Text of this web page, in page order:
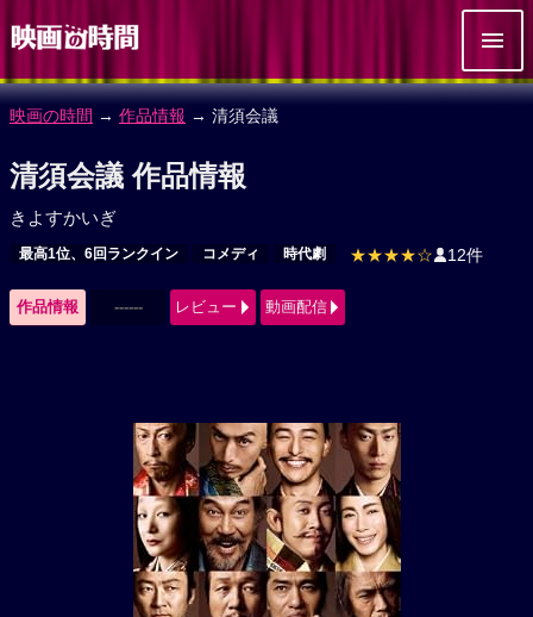
映画の時間 → 作品情報 → 清須会議
清須会議 作品情報
きよすかいぎ
最高1位、6回ランクイン コメディ 時代劇 ★★★★☆ 12件
作品情報 ------ レビュー 動画配信